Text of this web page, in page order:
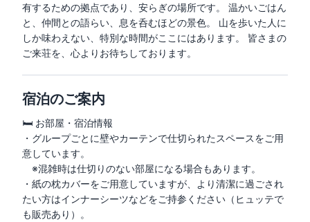
有するための拠点であり、安らぎの場所です。 温かいごはん
と、仲間との語らい、息を呑むほどの景色。 山を歩いた人に
しか味わえない、特別な時間がここにはあります。 皆さまの
ご来荘を、心よりお待ちしております。
宿泊のご案内
🛏 お部屋・宿泊情報
・グループごとに壁やカーテンで仕切られたスペースをご用
意しています。
※混雑時は仕切りのない部屋になる場合もあります。
・紙の枕カバーをご用意していますが、より清潔に過ごされ
たい方はインナーシーツなどをご持参ください（ヒュッテで
も販売あり）。